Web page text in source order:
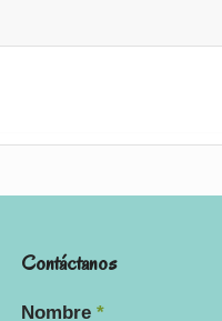
Contáctanos
Nombre *